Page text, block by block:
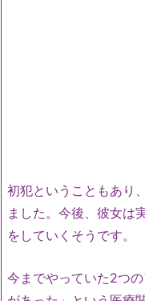
初犯ということもあり
ました。今後、彼女は
をしていくそうです。
今までやっていた2つ